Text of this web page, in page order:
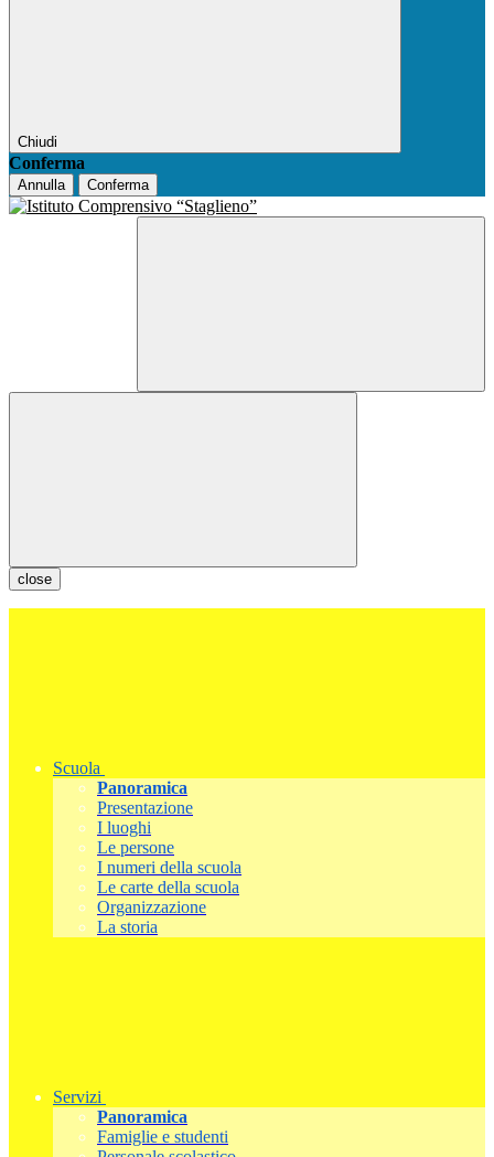
Chiudi
Conferma
Annulla Conferma
close
Scuola
Panoramica
Presentazione
I luoghi
Le persone
I numeri della scuola
Le carte della scuola
Organizzazione
La storia
Servizi
Panoramica
Famiglie e studenti